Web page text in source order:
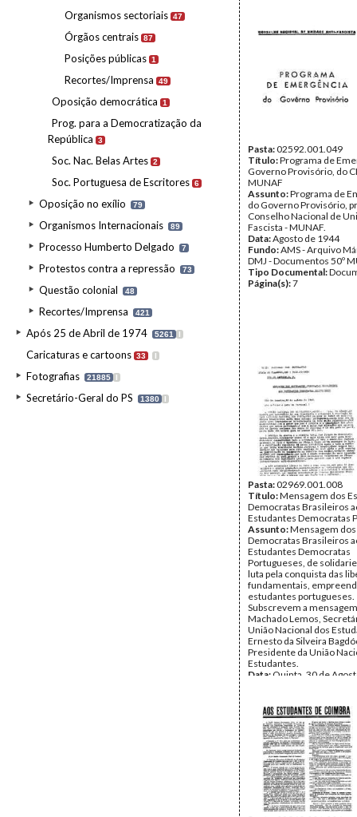
Organismos sectoriais 47
Órgãos centrais 87
Posições públicas 1
Recortes/Imprensa 49
Oposição democrática 1
Prog. para a Democratização da
República
3
Soc. Nac. Belas Artes 2
Soc. Portuguesa de Escritores 6
Oposição no exílio 79
Organismos Internacionais 89
Processo Humberto Delgado 7
Protestos contra a repressão 73
Questão colonial 48
Recortes/Imprensa 421
Após 25 de Abril de 1974 5261 I
Caricaturas e cartoons 33 I
Fotografias 21885 I
Secretário-Geral do PS 1380 I
Pasta:02592.001.049
Título:Programa de
Governo Provisório, do
MUNAF
Assunto:Programa de
do Governo Provisório,
Conselho Nacional de
Fascista - MUNAF.
Data:Agosto de 1944
Fundo:AMS - Arquivo
DMJ - Documentos 50º
Tipo Documental:
Página(s):7
Pasta:02969.001.008
Título:Mensagem dos
Democratas Brasileiros
Estudantes Democratas
Assunto:Mensagem
Democratas Brasileiros
Estudantes Democratas
Portugueses, de
luta pela conquista das
fundamentais,
estudantes portugueses.
Subscrevem a
Machado Lemos,
União Nacional dos
Ernesto da Silveira
Presidente da União
Estudantes.
Data: Quinta, 30 de
Tipo Documental:
Página(s):1